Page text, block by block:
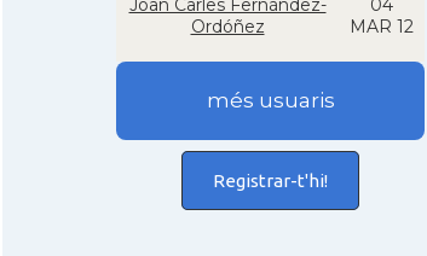
Joan Carles Fernández-
Ordóñez
04
MAR 12
més usuaris
Registrar-t'hi!